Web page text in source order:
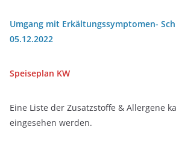
Umgang mit Erkältungssymptomen-
05.12.2022
Speiseplan KW
Eine Liste der Zusatzstoffe & Allergene
eingesehen werden.